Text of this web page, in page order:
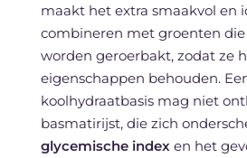
maakt het extra smaakvol en
combineren met groenten
worden geroerbakt, zodat ze
eigenschappen behouden.
koolhydraatbasis mag niet
basmatirijst, die zich
glycemische index en het